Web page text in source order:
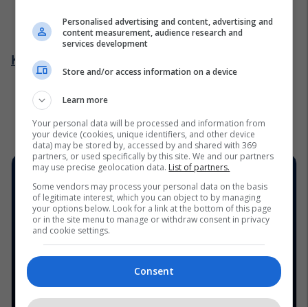
Kliko këtu për më shumë:
Personalised advertising and content, advertising and
content measurement, audience research and
services development
Store and/or access information on a device
Learn more
Your personal data will be processed and information from
your device (cookies, unique identifiers, and other device
data) may be stored by, accessed by and shared with 369
partners, or used specifically by this site. We and our partners
may use precise geolocation data. List of partners.
Some vendors may process your personal data on the basis
of legitimate interest, which you can object to by managing
your options below. Look for a link at the bottom of this page
or in the site menu to manage or withdraw consent in privacy
and cookie settings.
Consent